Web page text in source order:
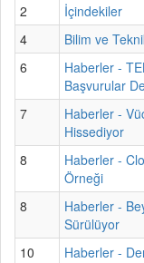
2
İçindekiler
4
Bilim ve
6
Haberler -
Başvurular
7
Haberler -
Hissediyor
8
Haberler -
Örneği
8
Haberler -
Sürülüyor
10
Haberler -